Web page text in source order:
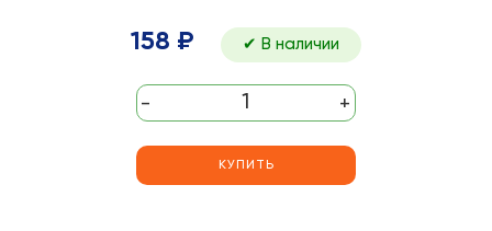
158 ₽ ✔ В наличии
- +
КУПИТЬ